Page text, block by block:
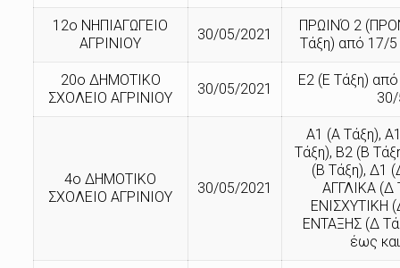
12ο ΝΗΠΙΑΓΩΓΕΙΟ
ΑΓΡΙΝΙΟΥ
30/05/2021
ΠΡΩΙΝΌ 2
Τάξη) από 17/
20ο ΔΗΜΟΤΙΚΟ
ΣΧΟΛΕΙΟ ΑΓΡΙΝΙΟΥ
30/05/2021
Ε2 (Ε Τάξη)
4ο ΔΗΜΟΤΙΚΟ
ΣΧΟΛΕΙΟ ΑΓΡΙΝΙΟΥ
30/05/2021
Α1 (Α Τάξη),
Τάξη), Β2 (Β
(Β Τάξη), Δ1
ΑΓΓΛΙΚΑ (Δ
ΕΝΙΣΧΥΤΙΚΗ
ΕΝΤΑΞΗΣ (Δ
έως